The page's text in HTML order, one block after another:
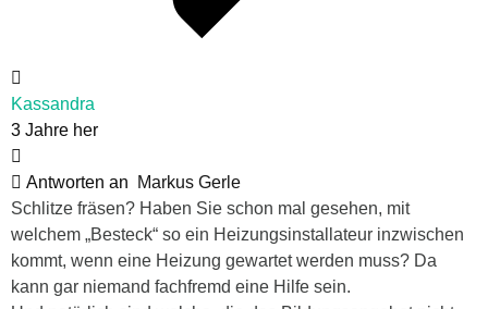
Kassandra
3 Jahre her
Antworten an
Markus Gerle
Schlitze fräsen? Haben Sie schon mal gesehen, mit
welchem „Besteck“ so ein Heizungsinstallateur inzwischen
kommt, wenn eine Heizung gewartet werden muss? Da
kann gar niemand fachfremd eine Hilfe sein.